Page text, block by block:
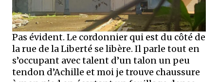
Pas évident. Le cordonnier qui est du côté de
la rue de la Liberté se libère. Il parle tout en
s’occupant avec talent d’un talon un peu
tendon d’Achille et moi je trouve chaussure